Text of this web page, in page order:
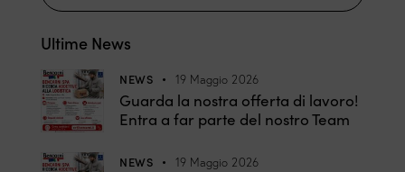
Ultime News
NEWS 19 Maggio 2026
Guarda la nostra offerta di lavoro!
Entra a far parte del nostro Team
NEWS 19 Maggio 2026